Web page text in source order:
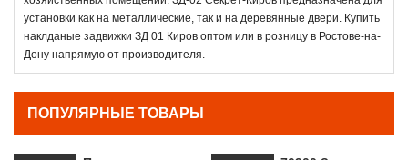
установки как на металлические, так и на деревянные двери. Купить
наклданые задвижки ЗД 01 Киров оптом или в розницу в Ростове-на-
Дону напрямую от производителя.
ПОПУЛЯРНЫЕ ТОВАРЫ